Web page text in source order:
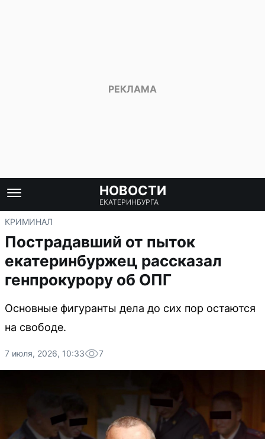
НОВОСТИ
ЕКАТЕРИНБУРГА
КРИМИНАЛ
Пострадавший от пыток
екатеринбуржец рассказал
генпрокурору об ОПГ
Основные фигуранты дела до сих пор остаются
на свободе.
7 июля, 2026, 10:33 7